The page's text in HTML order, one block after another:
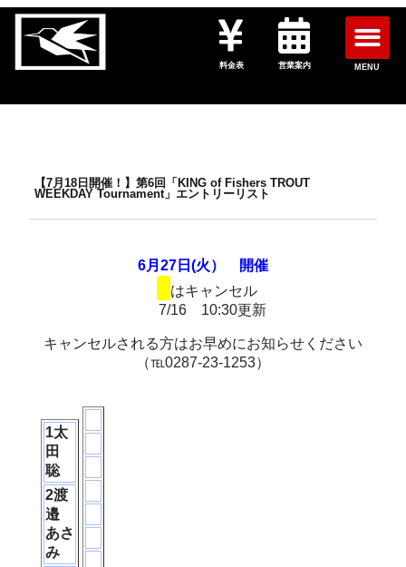
料金表 営業案内 MENU
【7月18日開催！】第6回「KING of Fishers TROUT
WEEKDAY Tournament」エントリーリスト
6月27日(火） 開催
はキャンセル
7/16 10:30更新
キャンセルされる方はお早めにお知らせください
（℡0287-23-1253）
1太
田
聡
2渡
邉
あさ
み